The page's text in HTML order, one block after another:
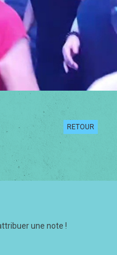
RETOUR
une note !